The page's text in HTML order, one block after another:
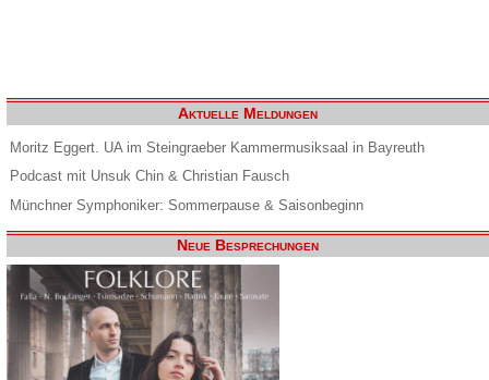
Aktuelle Meldungen
Moritz Eggert. UA im Steingraeber Kammermusiksaal in Bayreuth
Podcast mit Unsuk Chin & Christian Fausch
Münchner Symphoniker: Sommerpause & Saisonbeginn
Neue Besprechungen